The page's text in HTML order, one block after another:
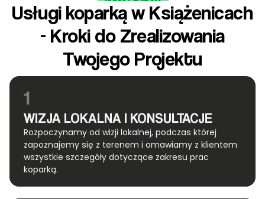
Usługi koparką w Książenicach
- Kroki do Zrealizowania
Twojego Projektu
1
WIZJA LOKALNA I KONSULTACJE
Rozpoczynamy od wizji lokalnej, podczas której
zapoznajemy się z terenem i omawiamy z klientem
wszystkie szczegóły dotyczące zakresu prac
koparką.